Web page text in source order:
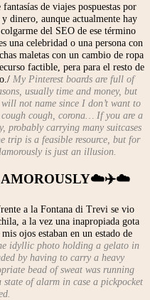
de viajes pospuestas por
dinero, aunque actualmente hay
del SEO de ese término
celebridad o una persona con
maletas con un cambio de ropa
factible, pera para el resto de
My Pinterest boards are full of
usually time and money, but
not name since I don’t want to
cough, corona… If you are a
probably carrying many suitcases
trip is a feasible resource, but for
is just an illusion.
a la Fontana di Trevi se vio
a la vez una inapropiada gota
ojos estaban en un estado de
idyllic photo holding a gelato in
by having to carry a heavy
bead of sweat was running
state of alarm in case a pickpocket